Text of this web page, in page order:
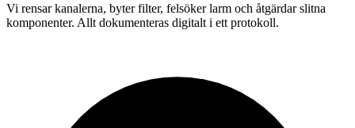
Vi rensar kanalerna, byter filter, felsöker larm och åtgärdar slitna
komponenter. Allt dokumenteras digitalt i ett protokoll.